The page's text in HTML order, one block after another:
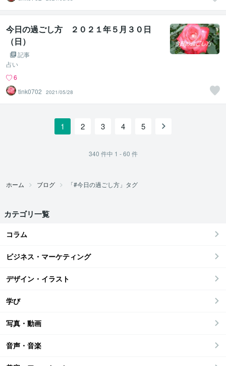
今日の過ごし方 ２０２１年５月３０日
（日）
記事
占い
6
tink0702
2021/05/28
1 2 3 4 5
340 件中 1 - 60 件
ホーム ブログ 「#今日の過ごし方」タグ
カテゴリ一覧
コラム
ビジネス・マーケティング
デザイン・イラスト
学び
写真・動画
音声・音楽